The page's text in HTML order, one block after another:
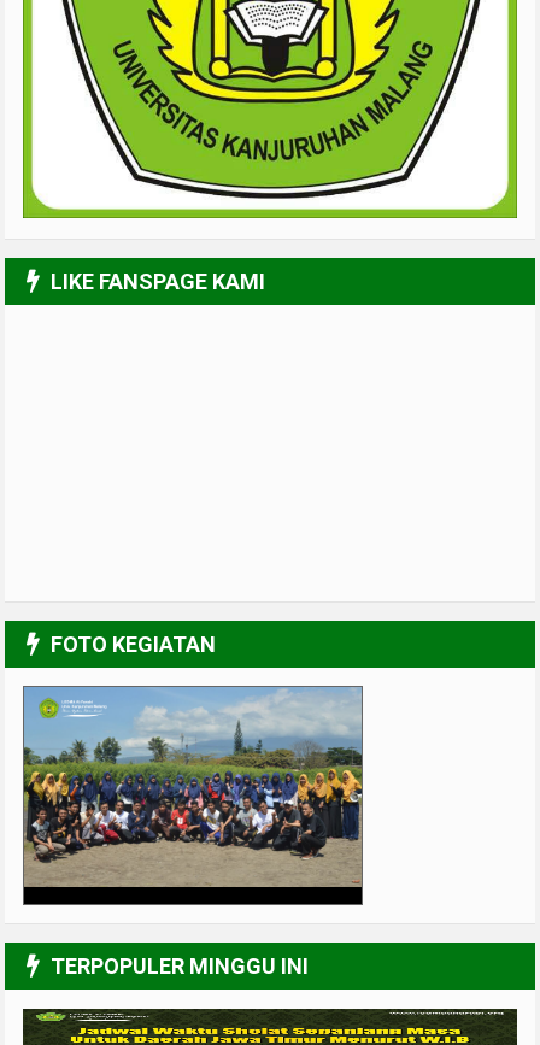
LIKE FANSPAGE KAMI
FOTO KEGIATAN
3/6
TERPOPULER MINGGU INI